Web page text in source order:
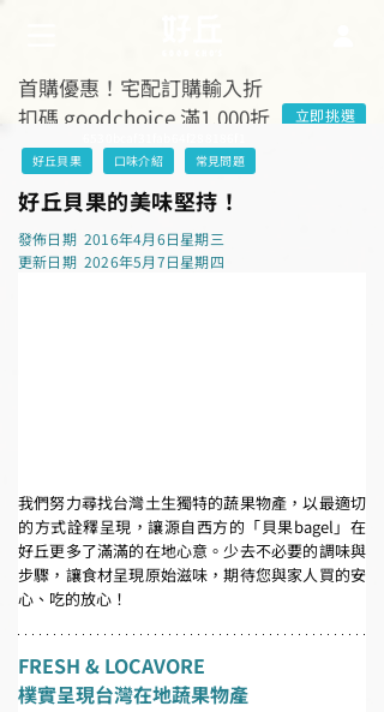
首購優惠！宅配訂購輸入折
扣碼 goodchoice 滿1,000折
$100
立即挑選
好丘貝果
口味介紹 常見問題
好丘貝果的美味堅持！
發佈日期 2016年4月6日星期三
更新日期 2026年5月7日星期四
我們努力尋找台灣土生獨特的蔬果物產，以最適切
的方式詮釋呈現，讓源自西方的「貝果bagel」在
好丘更多了滿滿的在地心意。少去不必要的調味與
步驟，讓食材呈現原始滋味，期待您與家人買的安
心、吃的放心！
FRESH & LOCAVORE
樸實呈現台灣在地蔬果物產